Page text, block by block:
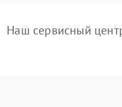
Наш сервисный